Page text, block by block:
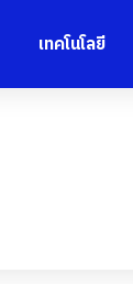
เทคโนโลยี